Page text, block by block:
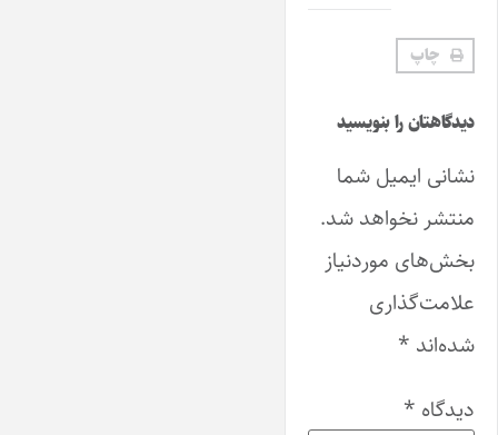
چاپ
دیدگاهتان را بنویسید
نشانی ایمیل شما
منتشر نخواهد شد.
بخش‌های موردنیاز
علامت‌گذاری
شده‌اند *
دیدگاه *